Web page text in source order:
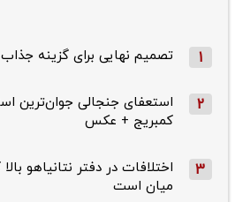
1 تصمیم نهایی برای گزینه
2
استعفای جنجالی جوان‌ترین
کمبریج + عکس
3
اختلافات در دفتر نتانیاهو
میان است